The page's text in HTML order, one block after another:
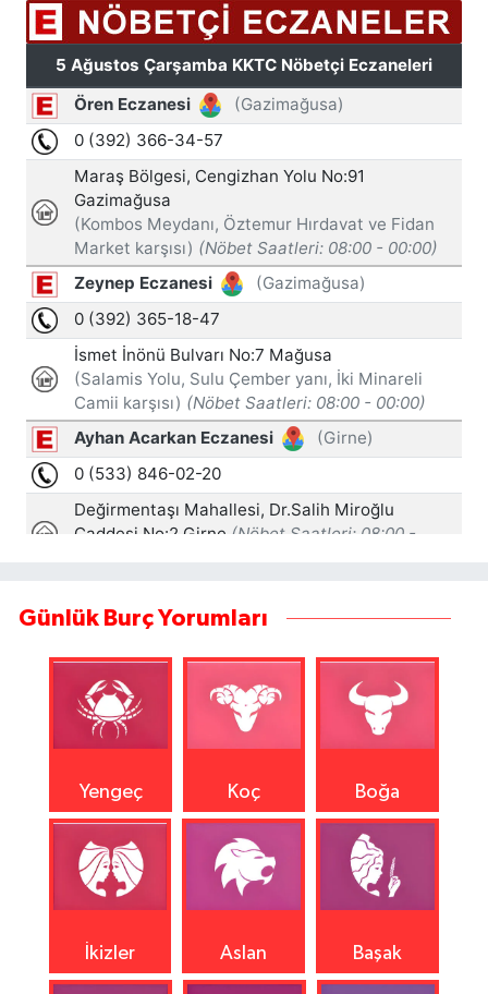
Günlük Burç Yorumları
Yengeç Koç Boğa
İkizler Aslan Başak